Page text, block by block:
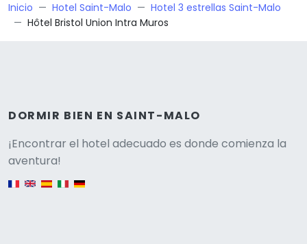
Inicio Hotel Saint-Malo
Hotel 3 estrellas Saint-Malo
Hôtel Bristol Union Intra Muros
DORMIR BIEN EN SAINT-MALO
¡Encontrar el hotel adecuado es donde comienza la
aventura!
English version